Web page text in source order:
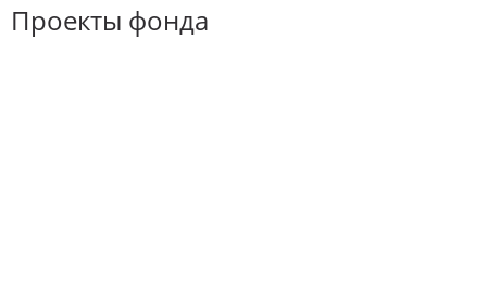
Проекты фонда